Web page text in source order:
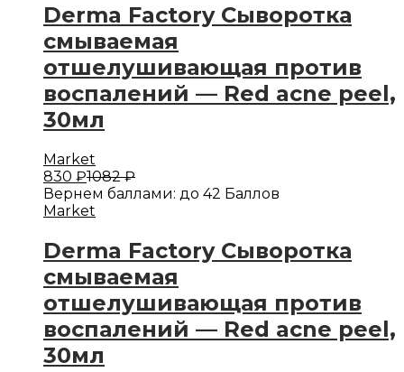
Derma Factory Сыворотка
смываемая
отшелушивающая против
воспалений — Red acne peel,
30мл
Market
830 ₽1082₽
Вернем баллами: до 42 Баллов
Market
Derma Factory Сыворотка
смываемая
отшелушивающая против
воспалений — Red acne peel,
30мл